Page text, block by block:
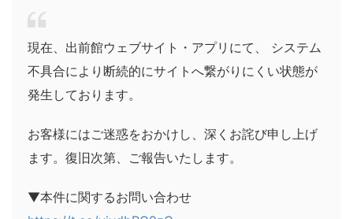
現在、出前館ウェブサイト・アプリにて、 システム
不具合により断続的にサイトへ繋がりにくい状態が
発生しております。
お客様にはご迷惑をおかけし、深くお詫び申し上げ
ます。復旧次第、ご報告いたします。
▼本件に関するお問い合わせ